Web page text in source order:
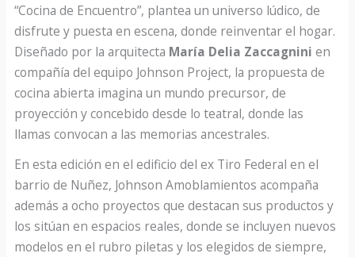
“Cocina de Encuentro”, plantea un universo lúdico, de
disfrute y puesta en escena, donde reinventar el hogar.
Diseñado por la arquitecta María Delia Zaccagnini en
compañía del equipo Johnson Project, la propuesta de
cocina abierta imagina un mundo precursor, de
proyección y concebido desde lo teatral, donde las
llamas convocan a las memorias ancestrales.
En esta edición en el edificio del ex Tiro Federal en el
barrio de Nuñez, Johnson Amoblamientos acompaña
además a ocho proyectos que destacan sus productos y
los sitúan en espacios reales, donde se incluyen nuevos
modelos en el rubro piletas y los elegidos de siempre,